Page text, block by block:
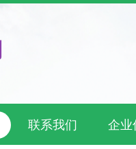
联系我们 企业